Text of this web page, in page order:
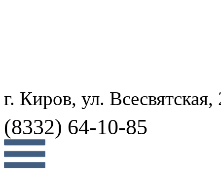
г. Киров, ул. Всесвятская,
(8332) 64-10-85